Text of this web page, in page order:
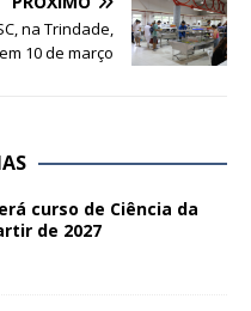
na Trindade,
10 de março
curso de Ciência da
de 2027